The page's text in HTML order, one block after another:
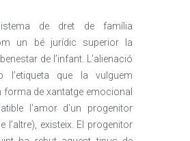
de dret de família
un bé jurídic superior la
de l’infant. L’alienació
l’etiqueta que la vulguem
forma de xantatge emocional
l’amor d’un progenitor
l’altre), existeix. El progenitor